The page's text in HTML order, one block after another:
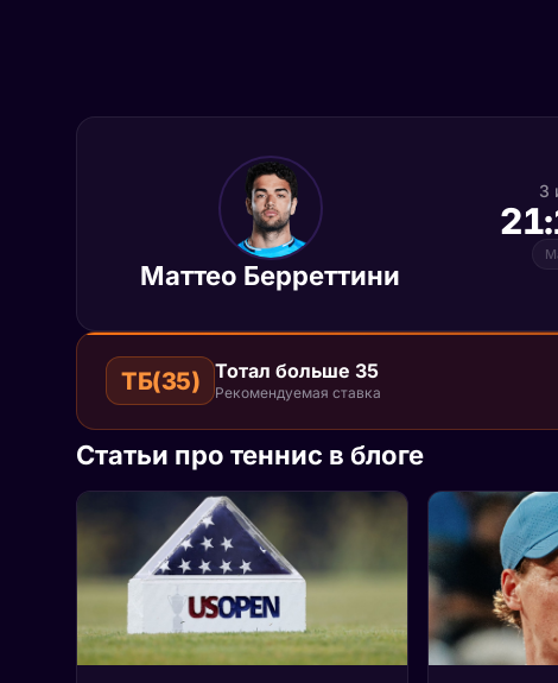
Маттео Берреттини
3
ТБ(35) Тотал больше 35
Рекомендуемая ставка
Статьи про теннис в блоге